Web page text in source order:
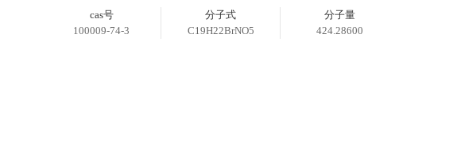
cas号
100009-74-3
分子式
C19H22BrNO5
分子量
424.28600